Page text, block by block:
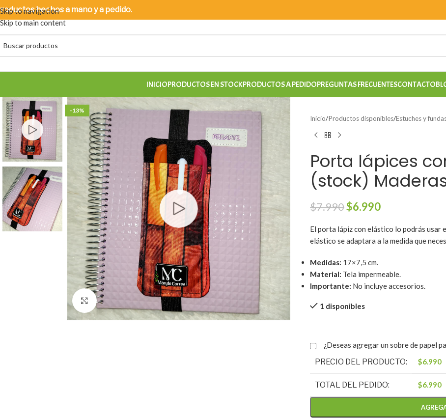
Skip to navigation
Skip to main content
hechos a mano y a pedido.
INICIOPRODUCTOS EN STOCKPRODUCTOS A PEDIDOPREGUNTAS FRECUENTESCONTACTO
-13%
Clic para ampliar
Inicio/Productos disponibles/Estuches y
Porta lápices
(stock) Maderas
$7.990$6.990
El porta lápiz con elástico lo podrás usar
elástico se adaptara a la medida que
Medidas: 17×7,5 cm.
Material: Tela impermeable.
Importante: No incluye accesorios.
1 disponibles
¿Deseas agregar un sobre de papel
PRECIO DEL PRODUCTO: $6.990
TOTAL DEL PEDIDO: $6.990